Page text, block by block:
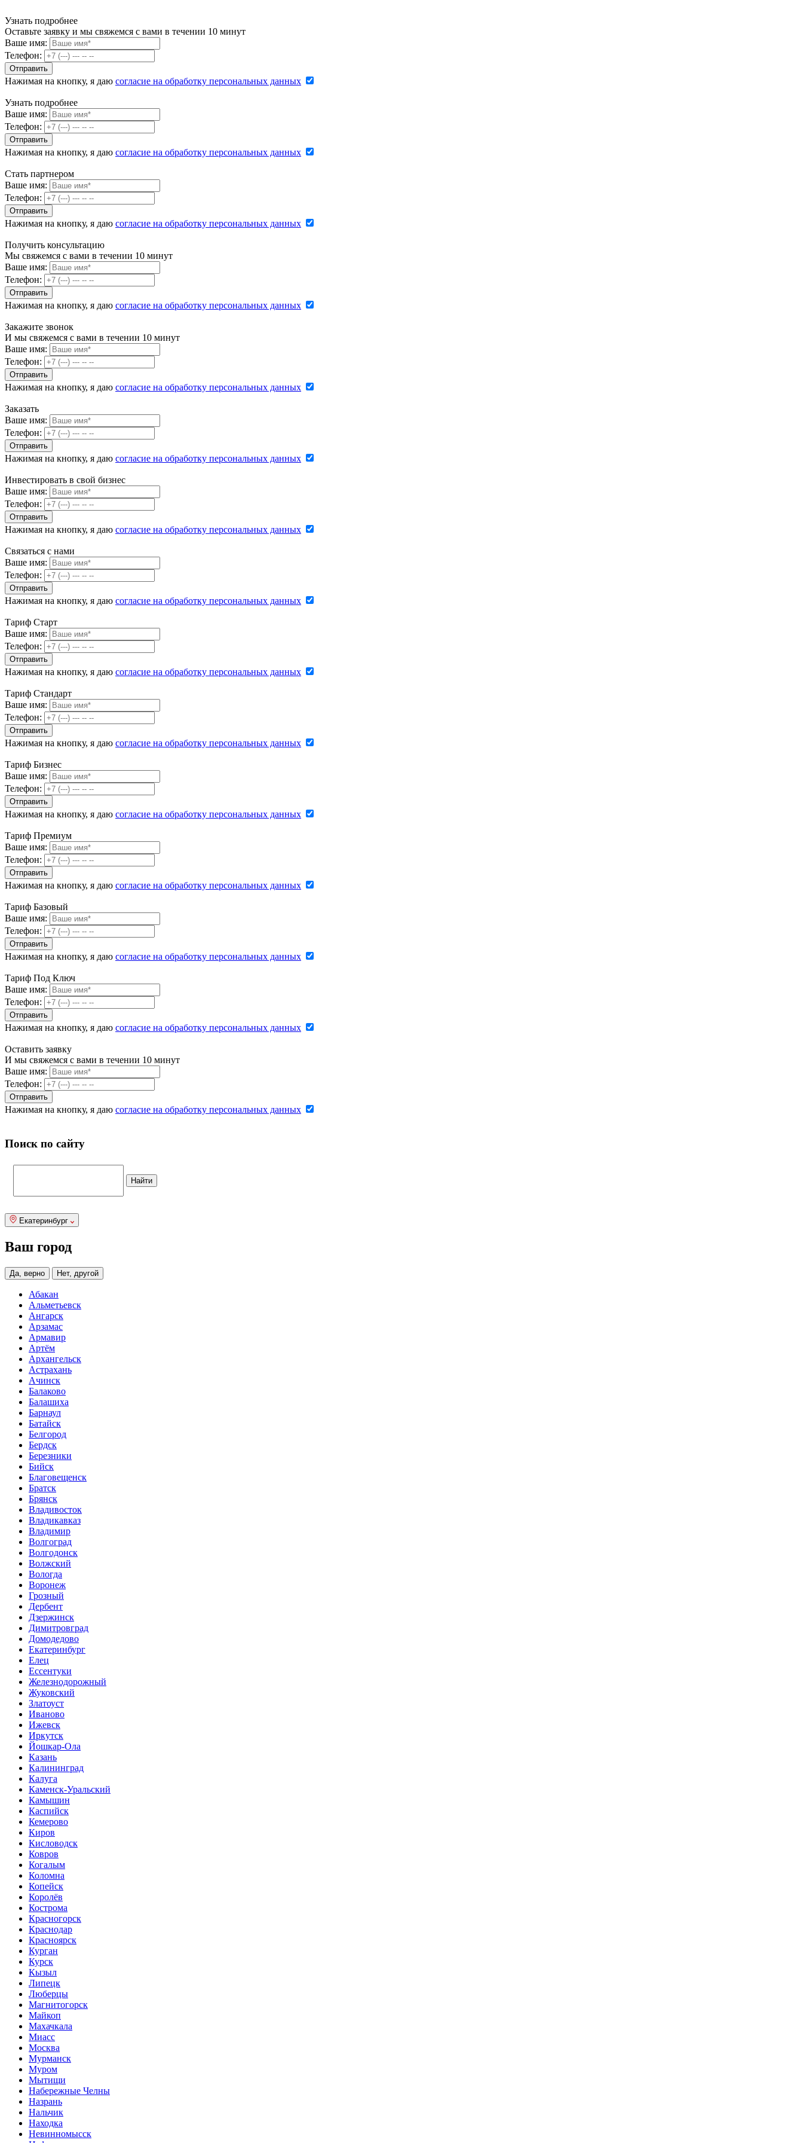
Узнать подробнее
Оставьте заявку и мы свяжемся с вами в течении 10 минут
Ваше имя:
Телефон:
Нажимая на кнопку, я даю согласие на обработку персональных данных
Узнать подробнее
Ваше имя:
Телефон:
Нажимая на кнопку, я даю согласие на обработку персональных данных
Стать партнером
Ваше имя:
Телефон:
Нажимая на кнопку, я даю согласие на обработку персональных данных
Получить консультацию
Мы свяжемся с вами в течении 10 минут
Ваше имя:
Телефон:
Нажимая на кнопку, я даю согласие на обработку персональных данных
Закажите звонок
И мы свяжемся с вами в течении 10 минут
Ваше имя:
Телефон:
Нажимая на кнопку, я даю согласие на обработку персональных данных
Заказать
Ваше имя:
Телефон:
Нажимая на кнопку, я даю согласие на обработку персональных данных
Инвестировать в свой бизнес
Ваше имя:
Телефон:
Нажимая на кнопку, я даю согласие на обработку персональных данных
Связаться с нами
Ваше имя:
Телефон:
Нажимая на кнопку, я даю согласие на обработку персональных данных
Тариф Старт
Ваше имя:
Телефон:
Нажимая на кнопку, я даю согласие на обработку персональных данных
Тариф Стандарт
Ваше имя:
Телефон:
Нажимая на кнопку, я даю согласие на обработку персональных данных
Тариф Бизнес
Ваше имя:
Телефон:
Нажимая на кнопку, я даю согласие на обработку персональных данных
Тариф Премиум
Ваше имя:
Телефон:
Нажимая на кнопку, я даю согласие на обработку персональных данных
Тариф Базовый
Ваше имя:
Телефон:
Нажимая на кнопку, я даю согласие на обработку персональных данных
Тариф Под Ключ
Ваше имя:
Телефон:
Нажимая на кнопку, я даю согласие на обработку персональных данных
Оставить заявку
И мы свяжемся с вами в течении 10 минут
Ваше имя:
Телефон:
Нажимая на кнопку, я даю согласие на обработку персональных данных
Поиск по сайту
Екатеринбург
Ваш город
Да, верно Нет, другой
Абакан
Альметьевск
Ангарск
Арзамас
Армавир
Артём
Архангельск
Астрахань
Ачинск
Балаково
Балашиха
Барнаул
Батайск
Белгород
Бердск
Березники
Бийск
Благовещенск
Братск
Брянск
Владивосток
Владикавказ
Владимир
Волгоград
Волгодонск
Волжский
Вологда
Воронеж
Грозный
Дербент
Дзержинск
Димитровград
Домодедово
Екатеринбург
Елец
Ессентуки
Железнодорожный
Жуковский
Златоуст
Иваново
Ижевск
Иркутск
Йошкар-Ола
Казань
Калининград
Калуга
Каменск-Уральский
Камышин
Каспийск
Кемерово
Киров
Кисловодск
Ковров
Когалым
Коломна
Копейск
Королёв
Кострома
Красногорск
Краснодар
Красноярск
Курган
Курск
Кызыл
Липецк
Люберцы
Магнитогорск
Майкоп
Махачкала
Миасс
Москва
Мурманск
Муром
Мытищи
Набережные Челны
Назрань
Нальчик
Находка
Невинномысск